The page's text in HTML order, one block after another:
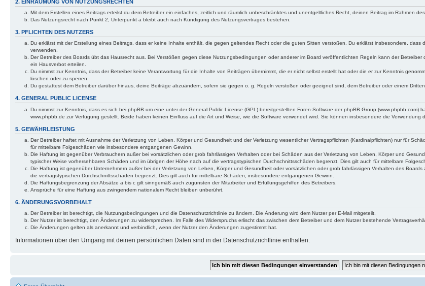
2. EINRÄUMUNG VON NUTZUNGSRECHTEN
Mit dem Erstellen eines Beitrags erteilst du dem Betreiber ein einfaches, zeitlich und räumlich unbeschränktes und unentgeltliches Recht, deinen Beitrag im Rahmen
Das Nutzungsrecht nach Punkt 2, Unterpunkt a bleibt auch nach Kündigung des Nutzungsvertrages bestehen.
3. PFLICHTEN DES NUTZERS
Du erklärst mit der Erstellung eines Beitrags, dass er keine Inhalte enthält, die gegen geltendes Recht oder die guten Sitten verstoßen. Du erklärst insbesondere,
verwenden.
Der Betreiber des Boards übt das Hausrecht aus. Bei Verstößen gegen diese Nutzungsbedingungen oder anderer im Board veröffentlichten Regeln kann der
ein Hausverbot erteilen.
Du nimmst zur Kenntnis, dass der Betreiber keine Verantwortung für die Inhalte von Beiträgen übernimmt, die er nicht selbst erstellt hat oder die er zur Kenntnis
löschen oder zu sperren.
Du gestattest dem Betreiber darüber hinaus, deine Beiträge abzuändern, sofern sie gegen o. g. Regeln verstoßen oder geeignet sind, dem Betreiber oder einem
4. GENERAL PUBLIC LICENSE
Du nimmst zur Kenntnis, dass es sich bei phpBB um eine unter der General Public License (GPL) bereitgestellten Foren-Software der phpBB Group
www.phpbb.de zur Verfügung gestellt. Beide haben keinen Einfluss auf die Art und Weise, wie die Software verwendet wird. Sie können insbesondere die
5. GEWÄHRLEISTUNG
Der Betreiber haftet mit Ausnahme der Verletzung von Leben, Körper und Gesundheit und der Verletzung wesentlicher Vertragspflichten (Kardinalpflichten) nur für
für mittelbare Folgeschäden wie insbesondere entgangenen Gewinn.
Die Haftung ist gegenüber Verbrauchern außer bei vorsätzlichen oder grob fahrlässigen Verhalten oder bei Schäden aus der Verletzung von Leben, Körper und
typischer Weise vorhersehbaren Schäden und im übrigen der Höhe nach auf die vertragstypischen Durchschnittsschäden begrenzt. Dies gilt auch für mittelbare
Die Haftung ist gegenüber Unternehmern außer bei der Verletzung von Leben, Körper und Gesundheit oder vorsätzlichen oder grob fahrlässigen Verhalten des
die vertragstypischen Durchschnittsschäden begrenzt. Dies gilt auch für mittelbare Schäden, insbesondere entgangenen Gewinn.
Die Haftungsbegrenzung der Absätze a bis c gilt sinngemäß auch zugunsten der Mitarbeiter und Erfüllungsgehilfen des Betreibers.
Ansprüche für eine Haftung aus zwingendem nationalem Recht bleiben unberührt.
6. ÄNDERUNGSVORBEHALT
Der Betreiber ist berechtigt, die Nutzungsbedingungen und die Datenschutzrichtlinie zu ändern. Die Änderung wird dem Nutzer per E-Mail mitgeteilt.
Der Nutzer ist berechtigt, den Änderungen zu widersprechen. Im Falle des Widerspruchs erlischt das zwischen dem Betreiber und dem Nutzer bestehende
Die Änderungen gelten als anerkannt und verbindlich, wenn der Nutzer den Änderungen zugestimmt hat.
Informationen über den Umgang mit deinen persönlichen Daten sind in der Datenschutzrichtlinie enthalten.